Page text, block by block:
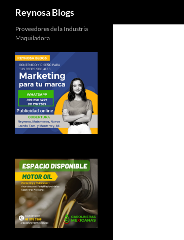
Reynosa Blogs
Proveedores de la Industria
Maquiladora